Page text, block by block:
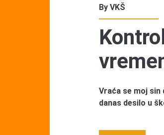
ByVKŠ
Vraća se moj sin
danas desilo u